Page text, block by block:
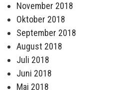
November 2018
Oktober 2018
September 2018
August 2018
Juli 2018
Juni 2018
Mai 2018